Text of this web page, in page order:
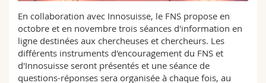
Interfacultaire
Doctorants
Programme des cours
MyUnifr
En collaboration avec Innosuisse, le FNS propose en
octobre et en novembre trois séances d'information en
ligne destinées aux chercheuses et chercheurs. Les
différents instruments d'encouragement du FNS et
d'Innosuisse seront présentés et une séance de
questions-réponses sera organisée à chaque fois, au